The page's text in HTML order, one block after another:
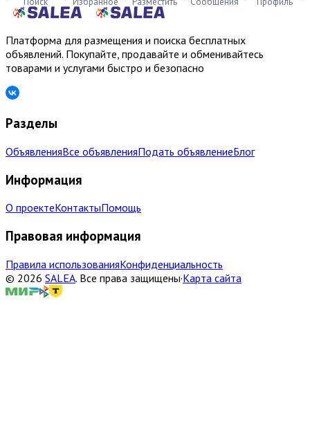
Платформа для размещения и поиска бесплатных
объявлений. Покупайте, продавайте и обменивайтесь
товарами и услугами быстро и безопасно
Разделы
ОбъявленияВсе объявленияПодать объявлениеБлог
Информация
О проектеКонтактыПомощь
Правовая информация
Правила использованияКонфиденциальность
© 2026 SALEA. Все права защищены·Карта сайта